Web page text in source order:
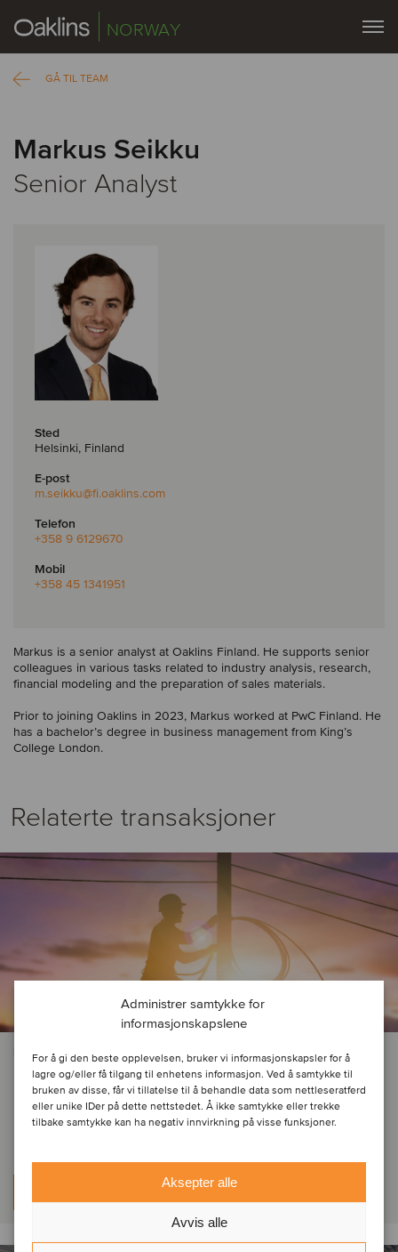
Administrer samtykke for
informasjonskapslene
For å gi den beste opplevelsen, bruker vi informasjonskapsler for å
lagre og/eller få tilgang til enhetens informasjon. Ved å samtykke til
bruken av disse, får vi tillatelse til å behandle data som nettleseratferd
eller unike IDer på dette nettstedet. Å ikke samtykke eller trekke
tilbake samtykke kan ha negativ innvirkning på visse funksjoner.
Aksepter alle
Avvis alle
NORWAY
GÅ TIL TEAM
Markus Seikku
Senior Analyst
Sted
Helsinki, Finland
E-post
m.seikku@fi.oaklins.com
Telefon
+358 9 6129670
Mobil
+358 45 1341951
Markus is a senior analyst at Oaklins Finland. He supports senior
colleagues in various tasks related to industry analysis, research,
financial modeling and the preparation of sales materials.
Prior to joining Oaklins in 2023, Markus worked at PwC Finland. He
has a bachelor’s degree in business management from King’s
College London.
Relaterte transaksjoner
MASKINER OG KOMPONENTER
Clearfield, Inc. has divested Nestor
Cables Oy